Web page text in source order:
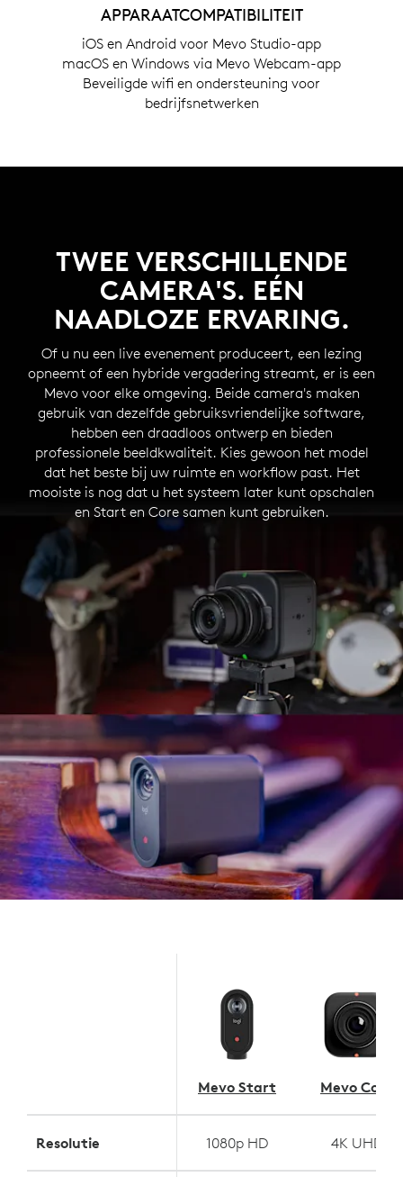
APPARAATCOMPATIBILITEIT
iOS en Android voor Mevo Studio-app
macOS en Windows via Mevo Webcam-app
Beveiligde wifi en ondersteuning voor
bedrijfsnetwerken
TWEE VERSCHILLENDE
CAMERA'S. EÉN
NAADLOZE ERVARING.
Of u nu een live evenement produceert, een lezing
opneemt of een hybride vergadering streamt, er is een
Mevo voor elke omgeving. Beide camera's maken
gebruik van dezelfde gebruiksvriendelijke software,
hebben een draadloos ontwerp en bieden
professionele beeldkwaliteit. Kies gewoon het model
dat het beste bij uw ruimte en workflow past. Het
mooiste is nog dat u het systeem later kunt opschalen
en Start en Core samen kunt gebruiken.
Mevo Start Mevo Core
Resolutie 1080p HD 4K UHD